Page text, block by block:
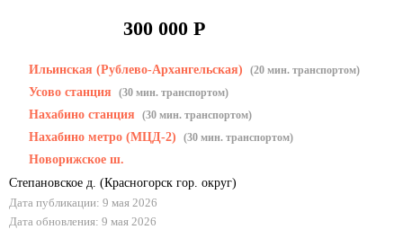
300 000 Р
Ильинская (Рублево-Архангельская) (20 мин. транспортом)
Усово станция (30 мин. транспортом)
Нахабино станция (30 мин. транспортом)
Нахабино метро (МЦД-2) (30 мин. транспортом)
Новорижское ш.
Степановское д. (Красногорск гор. округ)
Дата публикации: 9 мая 2026
Дата обновления: 9 мая 2026